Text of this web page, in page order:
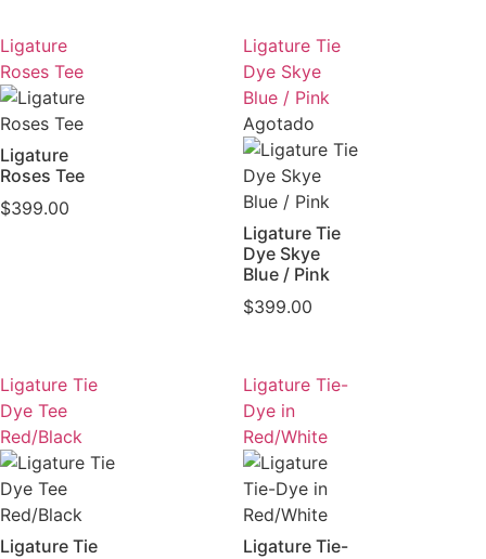
Ligature
Roses Tee
Ligature
Roses Tee
$399.00
Ligature Tie
Dye Skye
Blue / Pink
Agotado
Ligature Tie
Dye Skye
Blue / Pink
$399.00
Ligature Tie
Dye Tee
Red/Black
Ligature Tie
Ligature Tie-
Dye in
Red/White
Ligature Tie-